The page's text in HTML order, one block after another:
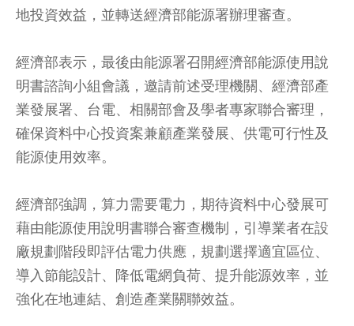
地投資效益，並轉送經濟部能源署辦理審查。
經濟部表示，最後由能源署召開經濟部能源使用說
明書諮詢小組會議，邀請前述受理機關、經濟部產
業發展署、台電、相關部會及學者專家聯合審理，
確保資料中心投資案兼顧產業發展、供電可行性及
能源使用效率。
經濟部強調，算力需要電力，期待資料中心發展可
藉由能源使用說明書聯合審查機制，引導業者在設
廠規劃階段即評估電力供應，規劃選擇適宜區位、
導入節能設計、降低電網負荷、提升能源效率，並
強化在地連結、創造產業關聯效益。